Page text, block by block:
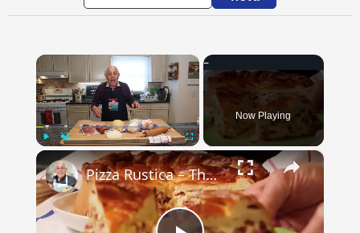
×
Unmute Fullscreen
Now Playing
×
Pizza Rustica – The Ultimate Italian Easter Pie!